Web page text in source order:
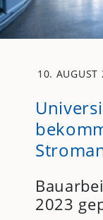
10. AUGUST
2023